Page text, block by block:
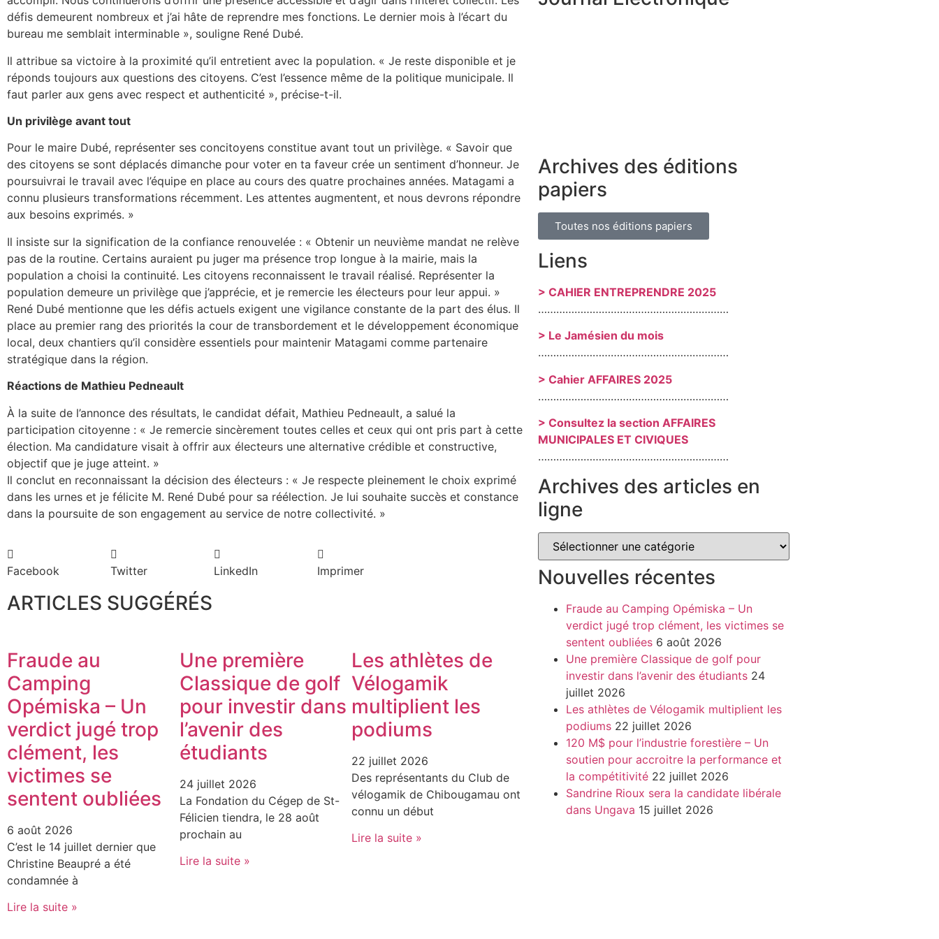
défis demeurent nombreux et j’ai hâte de reprendre mes fonctions. Le dernier mois à l’écart du
bureau me semblait interminable », souligne René Dubé.
Il attribue sa victoire à la proximité qu’il entretient avec la population. « Je reste disponible et je
réponds toujours aux questions des citoyens. C’est l’essence même de la politique municipale. Il
faut parler aux gens avec respect et authenticité », précise-t-il.
Un privilège avant tout
Pour le maire Dubé, représenter ses concitoyens constitue avant tout un privilège. « Savoir que
des citoyens se sont déplacés dimanche pour voter en ta faveur crée un sentiment d’honneur. Je
poursuivrai le travail avec l’équipe en place au cours des quatre prochaines années. Matagami a
connu plusieurs transformations récemment. Les attentes augmentent, et nous devrons répondre
aux besoins exprimés. »
Il insiste sur la signification de la confiance renouvelée : « Obtenir un neuvième mandat ne relève
pas de la routine. Certains auraient pu juger ma présence trop longue à la mairie, mais la
population a choisi la continuité. Les citoyens reconnaissent le travail réalisé. Représenter la
population demeure un privilège que j’apprécie, et je remercie les électeurs pour leur appui. »
René Dubé mentionne que les défis actuels exigent une vigilance constante de la part des élus. Il
place au premier rang des priorités la cour de transbordement et le développement économique
local, deux chantiers qu’il considère essentiels pour maintenir Matagami comme partenaire
stratégique dans la région.
Réactions de Mathieu Pedneault
À la suite de l’annonce des résultats, le candidat défait, Mathieu Pedneault, a salué la
participation citoyenne : « Je remercie sincèrement toutes celles et ceux qui ont pris part à cette
élection. Ma candidature visait à offrir aux électeurs une alternative crédible et constructive,
objectif que je juge atteint. »
Il conclut en reconnaissant la décision des électeurs : « Je respecte pleinement le choix exprimé
dans les urnes et je félicite M. René Dubé pour sa réélection. Je lui souhaite succès et constance
dans la poursuite de son engagement au service de notre collectivité. »
Facebook Twitter LinkedIn Imprimer
ARTICLES SUGGÉRÉS
Fraude au
Camping
Opémiska – Un
verdict jugé trop
clément, les
victimes se
sentent oubliées
6 août 2026
C’est le 14 juillet dernier que
Christine Beaupré a été
condamnée à
Lire la suite »
Une première
Classique de golf
pour investir dans
l’avenir des
étudiants
24 juillet 2026
La Fondation du Cégep de St-
Félicien tiendra, le 28 août
prochain au
Lire la suite »
Les athlètes de
Vélogamik
multiplient les
podiums
22 juillet 2026
Des représentants du Club de
vélogamik de Chibougamau ont
connu un début
Lire la suite »
Archives des éditions
papiers
Toutes nos éditions papiers
Liens
> CAHIER ENTREPRENDRE 2025
………………………………………………………
> Le Jamésien du mois
………………………………………………………
> Cahier AFFAIRES 2025
………………………………………………………
> Consultez la section AFFAIRES
MUNICIPALES ET CIVIQUES
………………………………………………………
Archives des articles en
ligne
Nouvelles récentes
Fraude au Camping Opémiska – Un
verdict jugé trop clément, les victimes se
sentent oubliées 6 août 2026
Une première Classique de golf pour
investir dans l’avenir des étudiants 24
juillet 2026
Les athlètes de Vélogamik multiplient les
podiums 22 juillet 2026
120 M$ pour l’industrie forestière – Un
soutien pour accroitre la performance et
la compétitivité 22 juillet 2026
Sandrine Rioux sera la candidate libérale
dans Ungava 15 juillet 2026